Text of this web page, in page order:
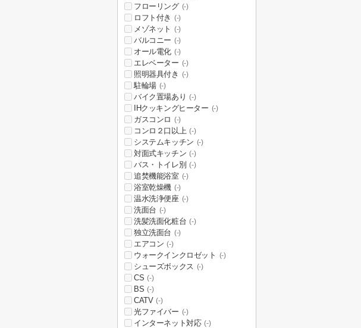
フローリング (-)
ロフト付き (-)
メゾネット (-)
バルコニー (-)
オール電化 (-)
エレベーター (-)
照明器具付き (-)
駐輪場 (-)
バイク置場あり (-)
IHクッキングヒーター (-)
ガスコンロ (-)
コンロ２口以上 (-)
システムキッチン (-)
対面式キッチン (-)
バス・トイレ別 (-)
追焚機能浴室 (-)
浴室乾燥機 (-)
温水洗浄便座 (-)
洗面台 (-)
洗髪洗面化粧台 (-)
独立洗面台 (-)
エアコン (-)
ウォークインクロゼット (-)
シューズボックス (-)
CS (-)
BS (-)
CATV (-)
光ファイバー (-)
インターネット対応 (-)